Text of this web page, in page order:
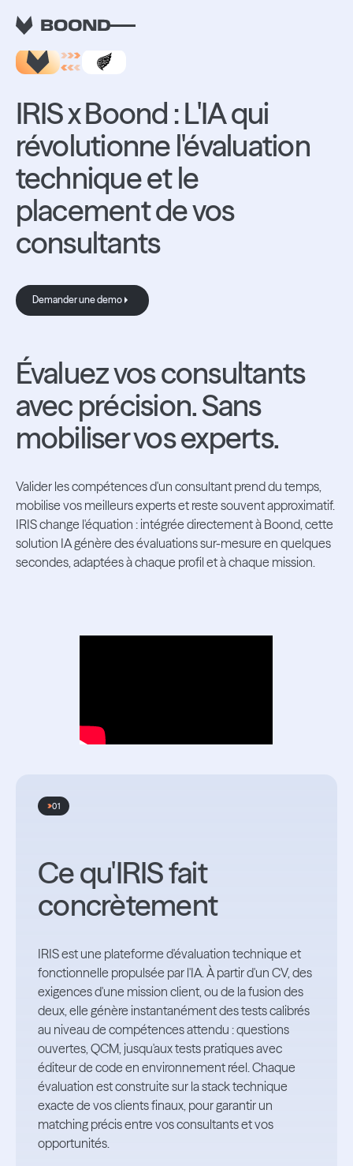
RETOUR AUX INTEGRATIONS
IRIS x Boond : L'IA qui
révolutionne l'évaluation
technique et le
placement de vos
consultants
Demander une demo
Demander une demo
Évaluez vos consultants
avec précision. Sans
mobiliser vos experts.
Valider les compétences d'un consultant prend du temps,
mobilise vos meilleurs experts et reste souvent approximatif.
IRIS change l'équation : intégrée directement à Boond, cette
solution IA génère des évaluations sur-mesure en quelques
secondes, adaptées à chaque profil et à chaque mission.
01
Ce qu'IRIS fait
concrètement
IRIS est une plateforme d'évaluation technique et
fonctionnelle propulsée par l'IA. À partir d'un CV, des
exigences d'une mission client, ou de la fusion des
deux, elle génère instantanément des tests calibrés
au niveau de compétences attendu : questions
ouvertes, QCM, jusqu'aux tests pratiques avec
éditeur de code en environnement réel. Chaque
évaluation est construite sur la stack technique
exacte de vos clients finaux, pour garantir un
matching précis entre vos consultants et vos
opportunités.